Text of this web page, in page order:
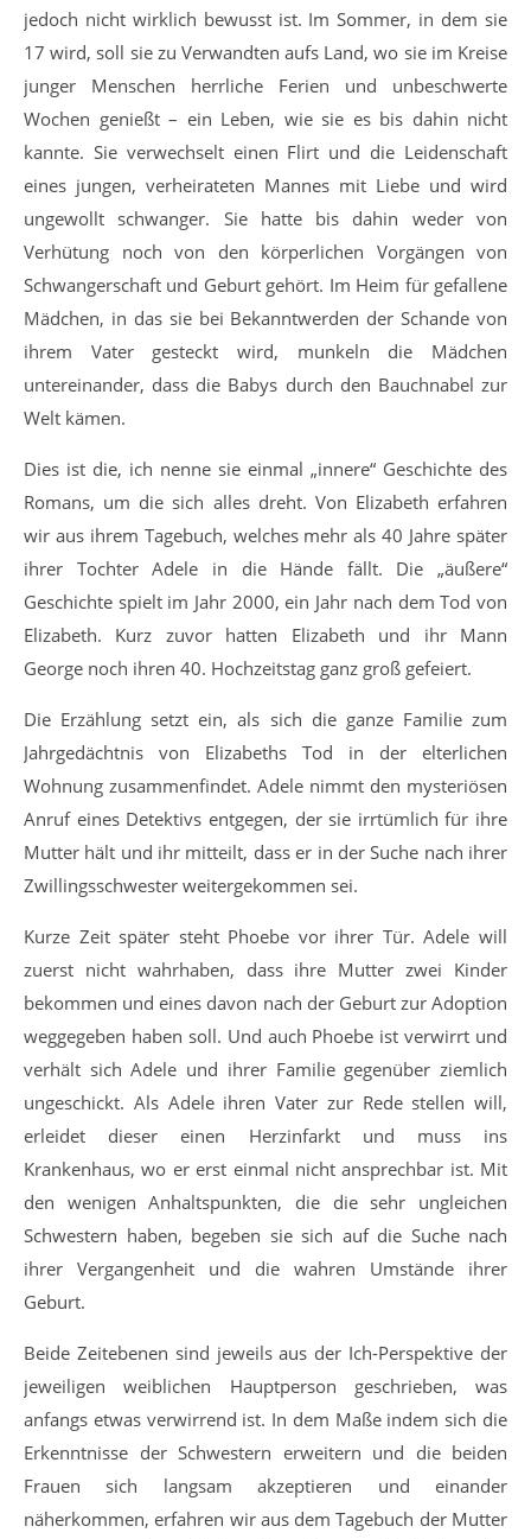
jedoch nicht wirklich bewusst ist. Im Sommer, in dem sie
17 wird, soll sie zu Verwandten aufs Land, wo sie im Kreise
junger Menschen herrliche Ferien und unbeschwerte
Wochen genießt – ein Leben, wie sie es bis dahin nicht
kannte. Sie verwechselt einen Flirt und die Leidenschaft
eines jungen, verheirateten Mannes mit Liebe und wird
ungewollt schwanger. Sie hatte bis dahin weder von
Verhütung noch von den körperlichen Vorgängen von
Schwangerschaft und Geburt gehört. Im Heim für gefallene
Mädchen, in das sie bei Bekanntwerden der Schande von
ihrem Vater gesteckt wird, munkeln die Mädchen
untereinander, dass die Babys durch den Bauchnabel zur
Welt kämen.
Dies ist die, ich nenne sie einmal „innere“ Geschichte des
Romans, um die sich alles dreht. Von Elizabeth erfahren
wir aus ihrem Tagebuch, welches mehr als 40 Jahre später
ihrer Tochter Adele in die Hände fällt. Die „äußere“
Geschichte spielt im Jahr 2000, ein Jahr nach dem Tod von
Elizabeth. Kurz zuvor hatten Elizabeth und ihr Mann
George noch ihren 40. Hochzeitstag ganz groß gefeiert.
Die Erzählung setzt ein, als sich die ganze Familie zum
Jahrgedächtnis von Elizabeths Tod in der elterlichen
Wohnung zusammenfindet. Adele nimmt den mysteriösen
Anruf eines Detektivs entgegen, der sie irrtümlich für ihre
Mutter hält und ihr mitteilt, dass er in der Suche nach ihrer
Zwillingsschwester weitergekommen sei.
Kurze Zeit später steht Phoebe vor ihrer Tür. Adele will
zuerst nicht wahrhaben, dass ihre Mutter zwei Kinder
bekommen und eines davon nach der Geburt zur Adoption
weggegeben haben soll. Und auch Phoebe ist verwirrt und
verhält sich Adele und ihrer Familie gegenüber ziemlich
ungeschickt. Als Adele ihren Vater zur Rede stellen will,
erleidet dieser einen Herzinfarkt und muss ins
Krankenhaus, wo er erst einmal nicht ansprechbar ist. Mit
den wenigen Anhaltspunkten, die die sehr ungleichen
Schwestern haben, begeben sie sich auf die Suche nach
ihrer Vergangenheit und die wahren Umstände ihrer
Geburt.
Beide Zeitebenen sind jeweils aus der Ich-Perspektive der
jeweiligen weiblichen Hauptperson geschrieben, was
anfangs etwas verwirrend ist. In dem Maße indem sich die
Erkenntnisse der Schwestern erweitern und die beiden
Frauen sich langsam akzeptieren und einander
näherkommen, erfahren wir aus dem Tagebuch der Mutter